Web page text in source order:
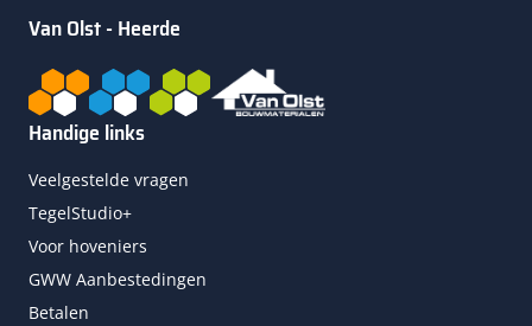
Van Olst - Heerde
Handige links
Veelgestelde vragen
TegelStudio+
Voor hoveniers
GWW Aanbestedingen
Betalen